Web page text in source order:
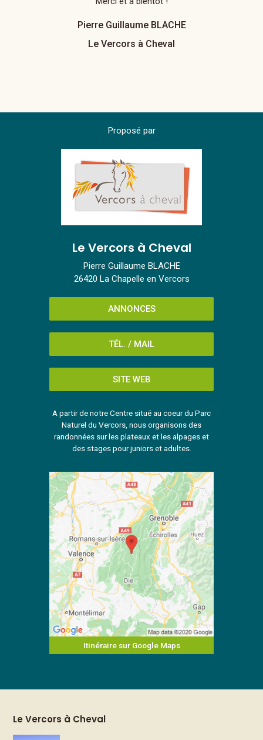
Pierre Guillaume BLACHE
Le Vercors à Cheval
Proposé par
Le Vercors à Cheval
Pierre Guillaume BLACHE
26420 La Chapelle en Vercors
ANNONCES
TÉL. / MAIL
SITE WEB
A partir de notre Centre situé au coeur du Parc
Naturel du Vercors, nous organisons des
randonnées sur les plateaux et les alpages et
des stages pour juniors et adultes.
Itinéraire sur Google Maps
Le Vercors à Cheval